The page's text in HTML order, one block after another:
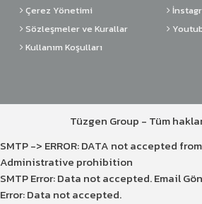
Çerez Yönetimi
Sözleşmeler ve Kurallar
Kullanım Koşulları
Tüzgen Group - Tüm
SMTP -> ERROR: DATA not accepted
Administrative prohibition
SMTP Error: Data not accepted. Email
Error: Data not accepted.